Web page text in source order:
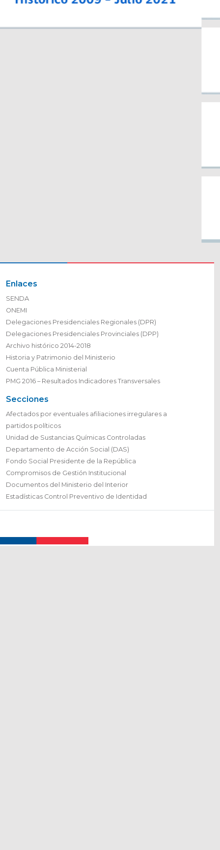
Enlaces
SENDA
ONEMI
Delegaciones Presidenciales Regionales (DPR)
Delegaciones Presidenciales Provinciales (DPP)
Archivo histórico 2014-2018
Historia y Patrimonio del Ministerio
Cuenta Pública Ministerial
PMG 2016 – Resultados Indicadores Transversales
Secciones
Afectados por eventuales afiliaciones irregulares a
partidos políticos
Unidad de Sustancias Químicas Controladas
Departamento de Acción Social (DAS)
Fondo Social Presidente de la República
Compromisos de Gestión Institucional
Documentos del Ministerio del Interior
Estadísticas Control Preventivo de Identidad